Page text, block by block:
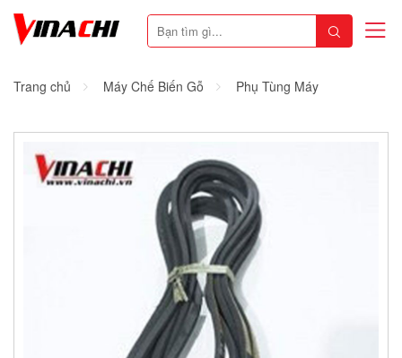
Trang chủ Máy Chế Biến Gỗ Phụ Tùng Máy